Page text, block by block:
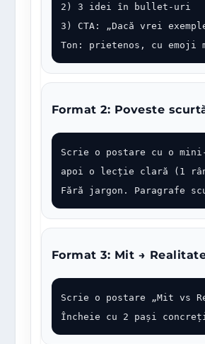
2) 3 idei în bullet-uri
3) CTA: „Dacă vrei
Ton: prietenos, cu emoji
Format 2: Poveste
Scrie o postare cu o
apoi o lecție clară (1
Fără jargon. Paragrafe
Format 3: Mit →
Scrie o postare „Mit vs
Încheie cu 2 pași